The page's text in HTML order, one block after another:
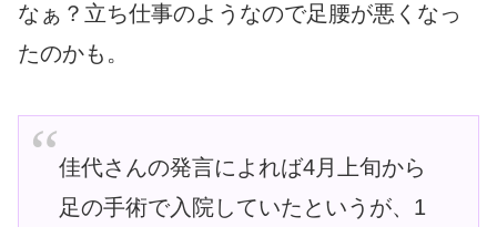
なぁ？立ち仕事のようなので足腰が悪くなっ
たのかも。
佳代さんの発言によれば4月上旬から
足の手術で入院していたというが、1